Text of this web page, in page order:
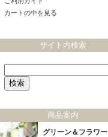
カートの中を見る
サイト内検索
商品案内
グリーン＆フラワー